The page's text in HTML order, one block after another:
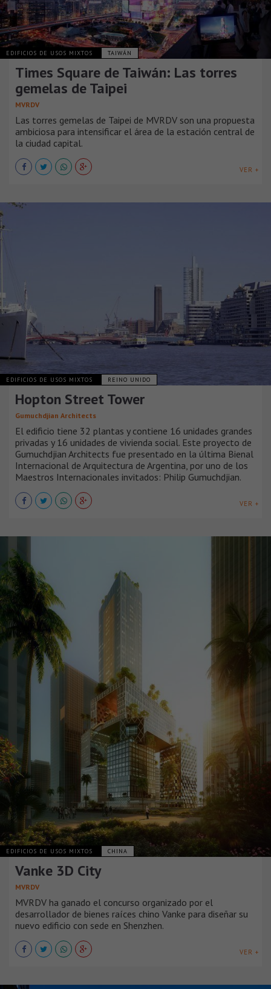
EDIFICIOS DE USOS MIXTOS TAIWÁN
Times Square de Taiwán: Las torres
gemelas de Taipei
MVRDV
Las torres gemelas de Taipei de MVRDV son una propuesta
ambiciosa para intensificar el área de la estación central de
la ciudad capital.
VER +
EDIFICIOS DE USOS MIXTOS REINO UNIDO
Hopton Street Tower
Gumuchdjian Architects
El edificio tiene 32 plantas y contiene 16 unidades grandes
privadas y 16 unidades de vivienda social. Este proyecto de
Gumuchdjian Architects fue presentado en la última Bienal
Internacional de Arquitectura de Argentina, por uno de los
Maestros Internacionales invitados: Philip Gumuchdjian.
VER +
EDIFICIOS DE USOS MIXTOS CHINA
Vanke 3D City
MVRDV
MVRDV ha ganado el concurso organizado por el
desarrollador de bienes raíces chino Vanke para diseñar su
nuevo edificio con sede en Shenzhen.
VER +